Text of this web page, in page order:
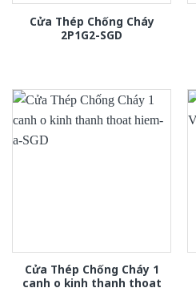
Cửa Thép Chống Cháy
2P1G2-SGD
Cửa Thép Chống Cháy 1
canh o kinh thanh thoat